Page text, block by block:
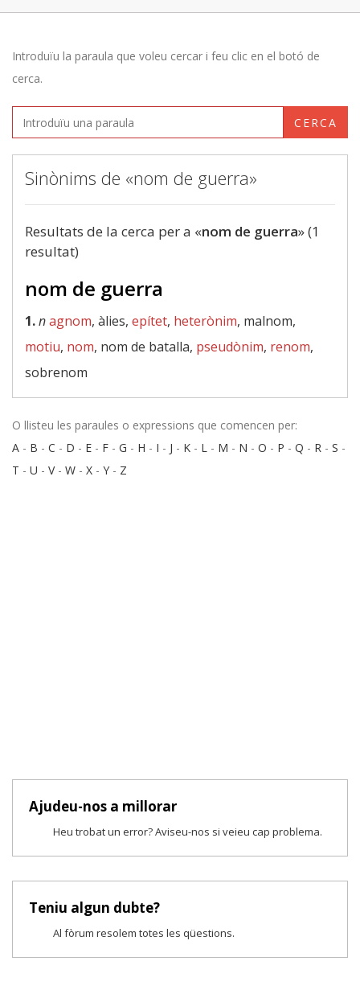
Introduïu la paraula que voleu cercar i feu clic en el botó de
cerca.
CERCA
Sinònims de «nom de guerra»
Resultats de la cerca per a «nom de guerra» (1
resultat)
nom de guerra
1.nagnom, àlies, epítet, heterònim, malnom,
motiu, nom, nom de batalla, pseudònim, renom,
sobrenom
O llisteu les paraules o expressions que comencen per:
A - B - C - D - E - F - G - H - I - J - K - L - M - N - O - P - Q - R - S -
T - U - V- W - X - Y - Z
Ajudeu-nos a millorar
Heu trobat un error? Aviseu-nos si veieu cap problema.
Teniu algun dubte?
Al fòrum resolem totes les qüestions.